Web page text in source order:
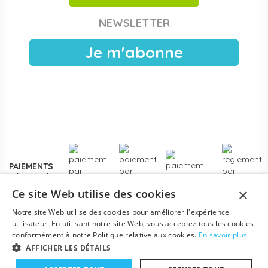
publiques, EAJE municipales et services pétite enfance
électronique, livraison France entière. Voir les
devis pour collectivités.
ou un renouvellement de matériel.
NEWSLETTER
Je m'abonne
PAIEMENTS
×
Ce site Web utilise des cookies
Notre site Web utilise des cookies pour améliorer l'expérience
utilisateur. En utilisant notre site Web, vous acceptez tous les cookies
conformément à notre Politique relative aux cookies. En savoir plus
AFFICHER LES DÉTAILS